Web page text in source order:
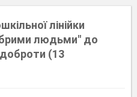
лінійки
людьми" до
(13